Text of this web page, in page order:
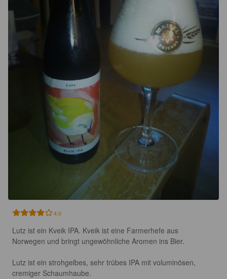
4.0
Lutz ist ein Kveik IPA. Kveik ist eine Farmerhefe aus
Norwegen und bringt ungewöhnliche Aromen ins Bier.
Lutz ist ein strohgelbes, sehr trübes IPA mit voluminösen,
cremiger Schaumhaube.